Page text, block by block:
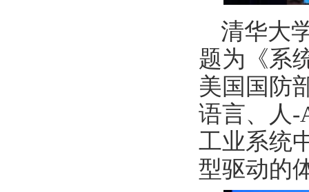
清华大
题为《系
美国国防
语言、人-
工业系统
型驱动的